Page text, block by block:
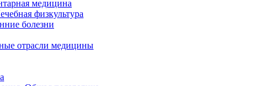
медицина
физкультура
болезни
отрасли медицины